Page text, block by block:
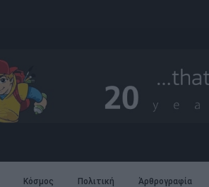
Κόσμος Πολιτική Άρθρογραφία